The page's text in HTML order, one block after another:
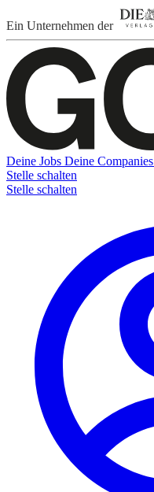
Ein Unternehmen der
Deine Jobs Deine Companies
Stelle schalten
Stelle schalten